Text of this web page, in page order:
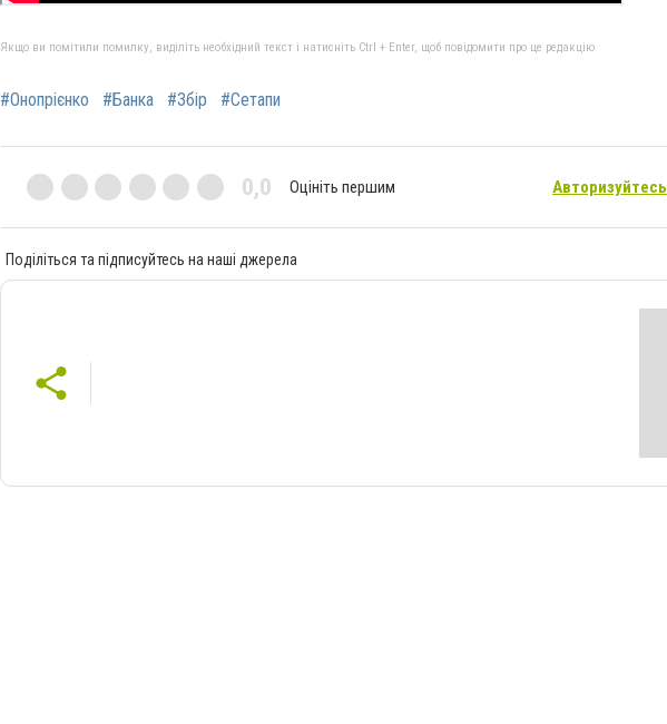
Якщо ви помітили помилку, виділіть необхідний текст і натисніть Ctrl + Enter, щоб повідомити про це редакцію
#Онопрієнко #Банка #Збір #Сетапи
0,0 Оцініть першим Авторизуйтесь
Поділіться та підписуйтесь на наші джерела